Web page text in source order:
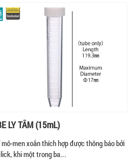
LY TÂM (15mL)
men xoắn thích hợp được thông báo bởi
khi một trong ba...